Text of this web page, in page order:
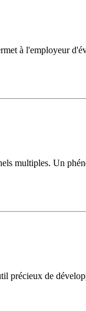
à l'employeur
multiples. Un
précieux de